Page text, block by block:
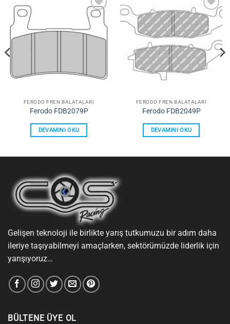
Favorilerime
Ekle
FERODO FREN BALATALARI
Ferodo FDB2079P
DEVAMINI OKU
Favorilerime
Ekle
FERODO FREN BALATALARI
Ferodo FDB2049P
DEVAMINI OKU
Gelişen teknoloji ile birlikte yarış tutkumuzu bir adım daha
ileriye taşıyabilmeyi amaçlarken, sektörümüzde liderlik için
yarışıyoruz…
BÜLTENE ÜYE OL